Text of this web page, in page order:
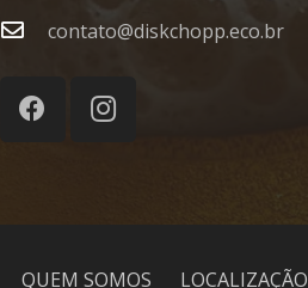
contato@diskchopp.eco.br
QUEM SOMOS LOCALIZAÇÃO